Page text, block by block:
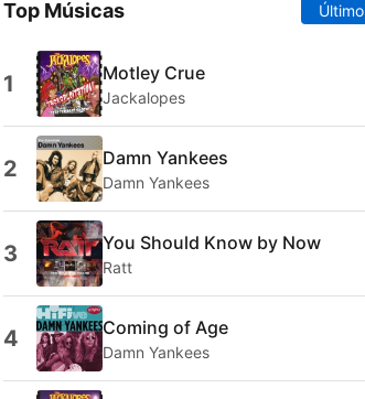
Top Músicas
1 Motley Crue
Jackalopes
2 Damn Yankees
Damn Yankees
3 You Should Know by Now
Ratt
4 Coming of Age
Damn Yankees